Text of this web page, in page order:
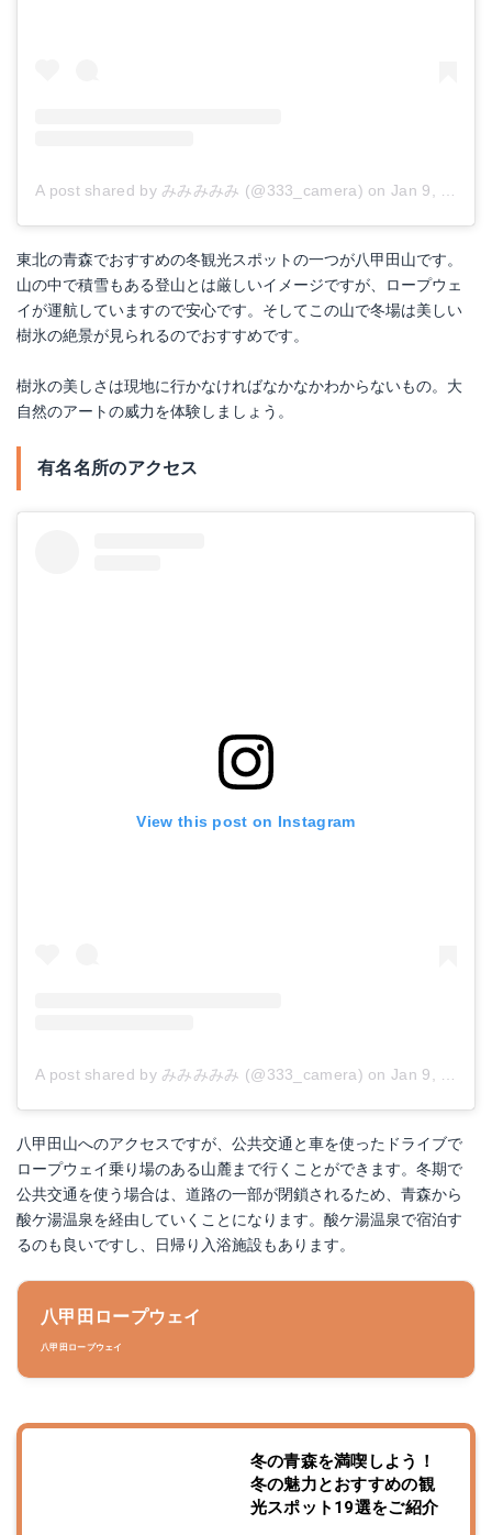
A post shared by みみみみみ (@333_camera) onJan 9, 2018 at 11:20pm PST
東北の青森でおすすめの冬観光スポットの一つが八甲田山です。
山の中で積雪もある登山とは厳しいイメージですが、ロープウェ
イが運航していますので安心です。そしてこの山で冬場は美しい
樹氷の絶景が見られるのでおすすめです。
樹氷の美しさは現地に行かなければなかなかわからないもの。大
自然のアートの威力を体験しましょう。
有名名所のアクセス
View this post on Instagram
A post shared by みみみみみ (@333_camera) onJan 9, 2018 at 7:31pm PST
八甲田山へのアクセスですが、公共交通と車を使ったドライブで
ロープウェイ乗り場のある山麓まで行くことができます。冬期で
公共交通を使う場合は、道路の一部が閉鎖されるため、青森から
酸ケ湯温泉を経由していくことになります。酸ケ湯温泉で宿泊す
るのも良いですし、日帰り入浴施設もあります。
八甲田ロープウェイ
八甲田ロープウェイ
冬の青森を満喫しよう！
冬の魅力とおすすめの観
光スポット19選をご紹介